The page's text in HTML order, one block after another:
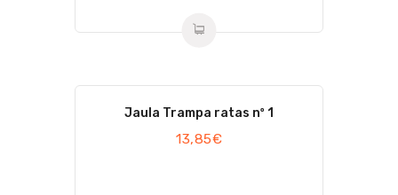
Jaula Trampa ratas nº 1
13,85€